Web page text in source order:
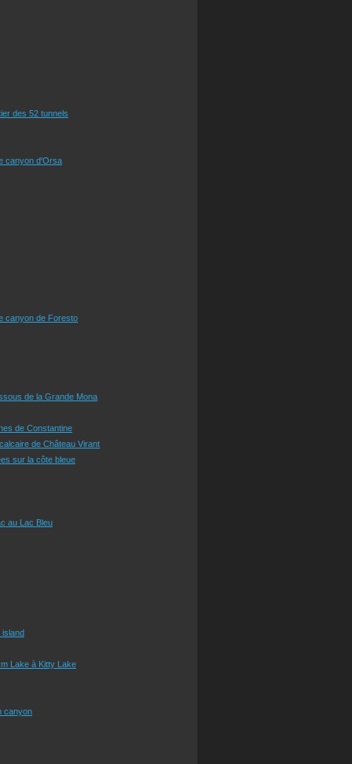
des 52 tunnels
canyon d'Orsa
canyon de Foresto
de la Grande Mona
de Constantine
de Château Virant
sur la côte bleue
au Lac Bleu
island
Lake à Kitty Lake
canyon